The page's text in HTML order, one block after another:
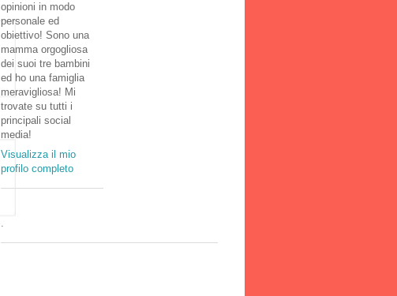
opinioni in modo
personale ed
obiettivo! Sono una
mamma orgogliosa
dei suoi tre bambini
ed ho una famiglia
meravigliosa! Mi
trovate su tutti i
principali social
media!
Visualizza il mio
profilo completo